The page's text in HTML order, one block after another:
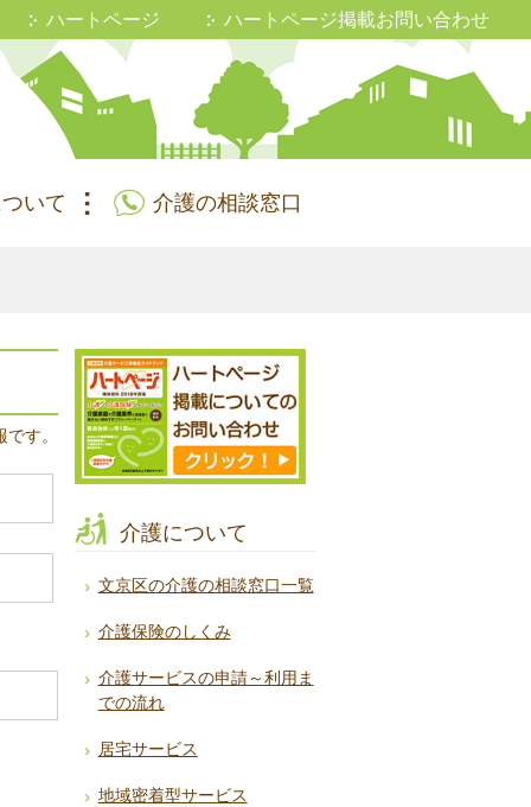
ハートページ ハートページ掲載お問い合わせ
いて 介護の相談窓口
す。
介護について
文京区の介護の相談窓口一覧
介護保険のしくみ
介護サービスの申請～利用ま
での流れ
居宅サービス
地域密着型サービス